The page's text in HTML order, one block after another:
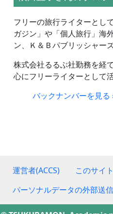
フリーの旅行ライターとし
ガジン」や「個人旅行」海
ン、Ｋ＆Ｂパブリッシャー
株式会社るるぶ社勤務を経
心にフリーライターとして活
バックナンバーを見る
運営者(ACCS) このサイ
パーソナルデータの外部送